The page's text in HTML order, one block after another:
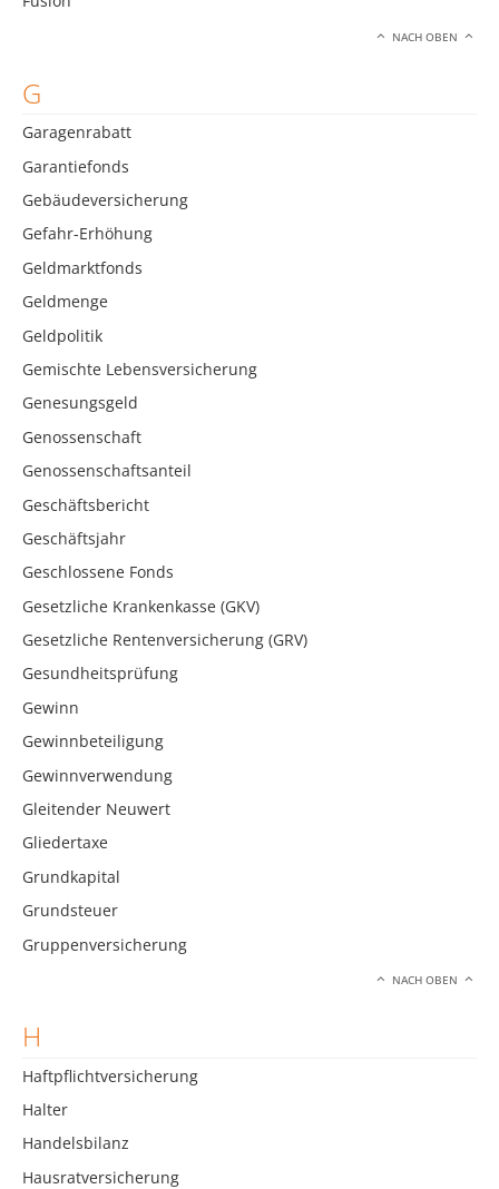
NACH OBEN
G
Garagenrabatt
Garantiefonds
Gebäudeversicherung
Gefahr-Erhöhung
Geldmarktfonds
Geldmenge
Geldpolitik
Gemischte Lebensversicherung
Genesungsgeld
Genossenschaft
Genossenschaftsanteil
Geschäftsbericht
Geschäftsjahr
Geschlossene Fonds
Gesetzliche Krankenkasse (GKV)
Gesetzliche Rentenversicherung (GRV)
Gesundheitsprüfung
Gewinn
Gewinnbeteiligung
Gewinnverwendung
Gleitender Neuwert
Gliedertaxe
Grundkapital
Grundsteuer
Gruppenversicherung
NACH OBEN
H
Haftpflichtversicherung
Halter
Handelsbilanz
Hausratversicherung